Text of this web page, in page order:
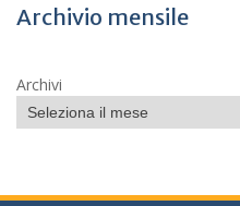
Archivio mensile
Archivi